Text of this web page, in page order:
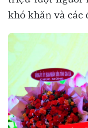
khó khăn và các